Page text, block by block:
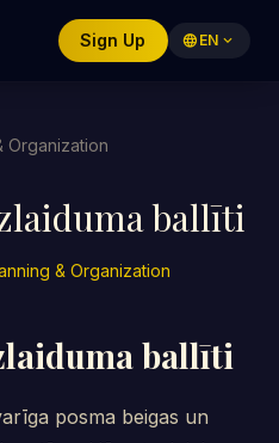
Sign Up language EN expand_more
Organization
ballīti
& Organization
ballīti
posma beigas un